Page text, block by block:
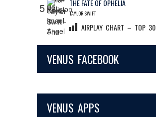
5 THE FATE OF OPHELIA
TAYLOR SWIFT
AIRPLAY CHART – TOP 30
VENUS FACEBOOK
VENUS APPS